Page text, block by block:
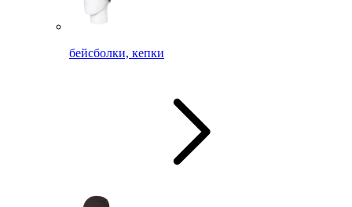
бейсболки, кепки